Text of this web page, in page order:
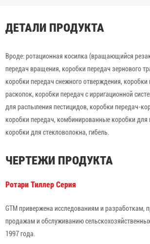
ДЕТАЛИ ПРОДУКТА
Вроде: ротационная косилка (вращающийся
передач вращения, коробки передач зернового
коробки передач снежного отверждения, коробки
раскопок, коробки передач с ирригационной
для распыления пестицидов, коробки передач-
коробки передач, комбинированные коробки для
коробки для стекловолокна, гибель.
ЧЕРТЕЖИ ПРОДУКТА
Ротари Тиллер Серия
GTM привержена исследованиям и разработкам,
продажам и обслуживанию
1997 года.